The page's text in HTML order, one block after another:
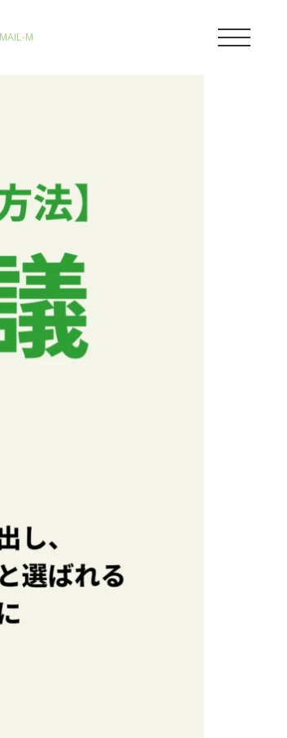
MAIL-M